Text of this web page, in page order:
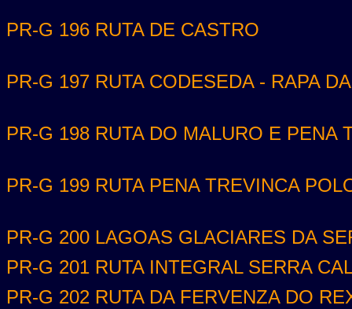
PR-G 196 RUTA DE CASTRO
PR-G 197 RUTA CODESEDA - RAPA
PR-G 198 RUTA DO MALURO E PENA
PR-G 199 RUTA PENA TREVINCA
PR-G 200 LAGOAS GLACIARES DA
PR-G 201 RUTA INTEGRAL SERRA
PR-G 202 RUTA DA FERVENZA DO